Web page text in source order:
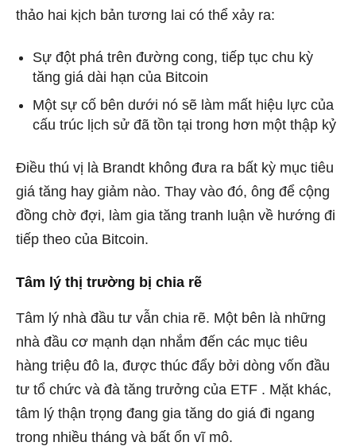
thảo hai kịch bản tương lai có thể xảy ra:
Sự đột phá trên đường cong, tiếp tục chu kỳ
tăng giá dài hạn của Bitcoin
Một sự cố bên dưới nó sẽ làm mất hiệu lực của
cấu trúc lịch sử đã tồn tại trong hơn một thập kỷ
Điều thú vị là Brandt không đưa ra bất kỳ mục tiêu
giá tăng hay giảm nào. Thay vào đó, ông để cộng
đồng chờ đợi, làm gia tăng tranh luận về hướng đi
tiếp theo của Bitcoin.
Tâm lý thị trường bị chia rẽ
Tâm lý nhà đầu tư vẫn chia rẽ. Một bên là những
nhà đầu cơ mạnh dạn nhắm đến các mục tiêu
hàng triệu đô la, được thúc đẩy bởi dòng vốn đầu
tư tổ chức và đà tăng trưởng của ETF . Mặt khác,
tâm lý thận trọng đang gia tăng do giá đi ngang
trong nhiều tháng và bất ổn vĩ mô.